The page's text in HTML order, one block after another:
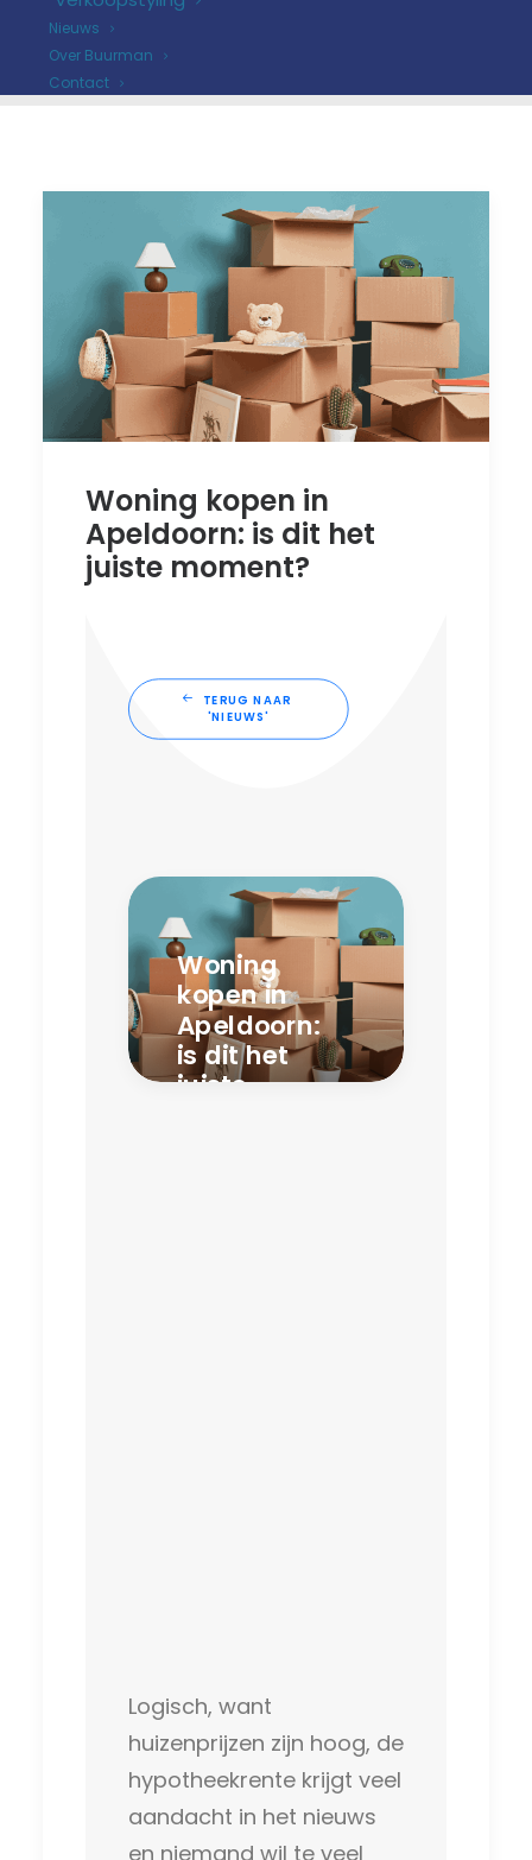
Nieuws
Over Buurman
Contact
Woning kopen in
Apeldoorn: is dit het
juiste moment?
TERUG NAAR
'NIEUWS'
Woning
kopen in
Apeldoorn:
is dit het
juiste
Logisch, want
huizenprijzen zijn hoog, de
hypotheekrente krijgt veel
aandacht in het nieuws
en niemand wil te veel